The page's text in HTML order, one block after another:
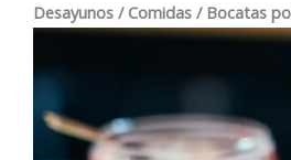
Desayunos / Comidas / Bocatas